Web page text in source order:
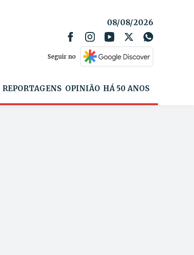
08/08/2026
Seguir no
REPORTAGENS OPINIÃO HÁ 50 ANOS